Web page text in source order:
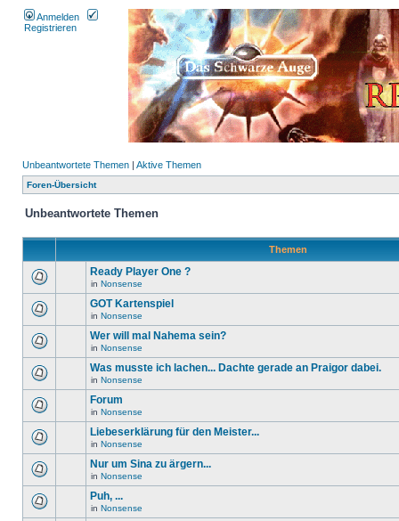
Anmelden
Registrieren
Unbeantwortete Themen | Aktive Themen
Foren-Übersicht
Unbeantwortete Themen
Themen
Ready Player One ?
in Nonsense
GOT Kartenspiel
in Nonsense
Wer will mal Nahema sein?
in Nonsense
Was musste ich lachen... Dachte gerade an Praigor dabei.
in Nonsense
Forum
in Nonsense
Liebeserklärung für den Meister...
in Nonsense
Nur um Sina zu ärgern...
in Nonsense
Puh, ...
in Nonsense